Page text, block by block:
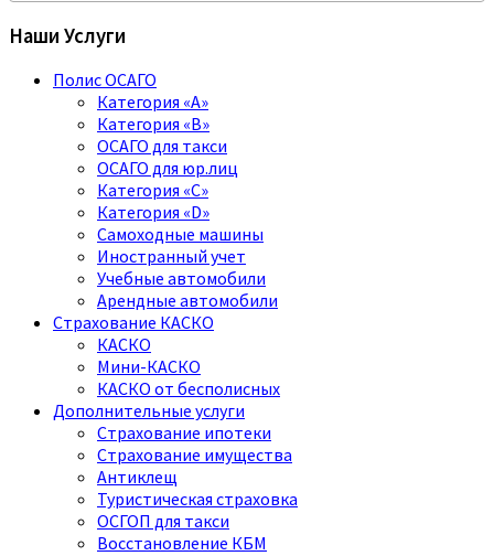
Наши Услуги
Полис ОСАГО
Категория «A»
Категория «B»
ОСАГО для такси
ОСАГО для юр.лиц
Категория «C»
Категория «D»
Самоходные машины
Иностранный учет
Учебные автомобили
Арендные автомобили
Страхование КАСКО
КАСКО
Мини-КАСКО
КАСКО от бесполисных
Дополнительные услуги
Страхование ипотеки
Страхование имущества
Антиклещ
Туристическая страховка
ОСГОП для такси
Восстановление КБМ